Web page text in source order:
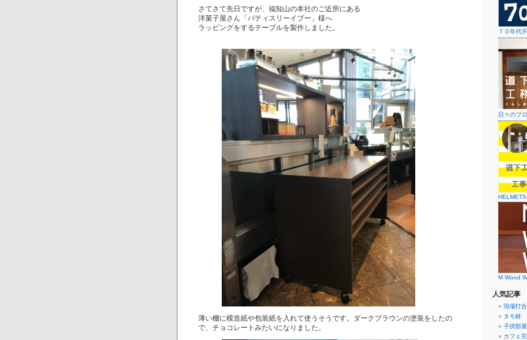
さてさて先日ですが、福知山の本社のご近所にある
洋菓子屋さん「パティスリーイブー」様へ
ラッピングをするテーブルを製作しました。
薄い棚に模造紙や包装紙を入れて使うそうです。ダークブラウンの塗装をしたの
で、チョコレートみたいになりました。
７０年代
日々のブ
HELMETS
M Wood
人気記事
現場打合
タモ材
子供部
カフェ完